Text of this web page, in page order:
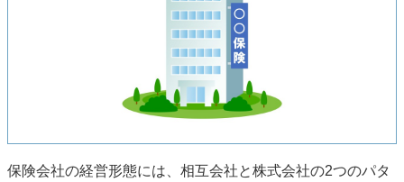
保険会社の経営形態には、相互会社と株式会社の2つのパタ